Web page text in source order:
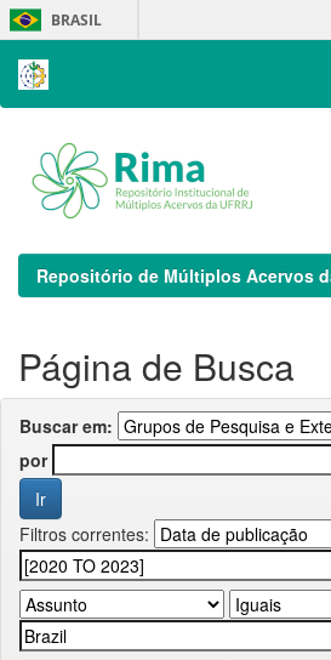
Skip
navigation
BRASIL
Repositório de Múltiplos Acervos
Página de Busca
Buscar em:
por
Filtros correntes: